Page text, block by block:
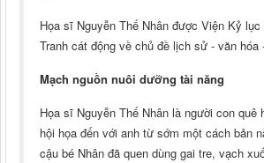
Họa sĩ Nguyễn Thế Nhân được Viện Kỷ
Tranh cát động về chủ đề lịch sử - văn
Mạch nguồn nuôi dưỡng tài năng
Họa sĩ Nguyễn Thế Nhân là người con
hội họa đến với anh từ sớm một cách bản
cậu bé Nhân đã quen dùng gai tre, vạch